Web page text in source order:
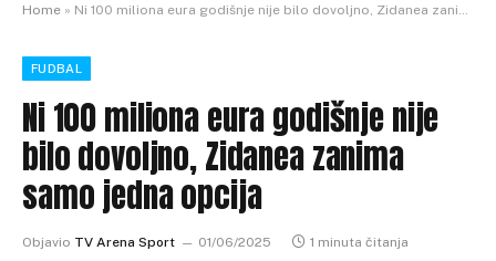
Home » Ni 100 miliona eura godišnje nije bilo dovoljno, Zidanea zanima samo jedna opcija
FUDBAL
Ni 100 miliona eura godišnje nije
bilo dovoljno, Zidanea zanima
samo jedna opcija
Objavio TV Arena Sport 01/06/2025 1 minuta čitanja